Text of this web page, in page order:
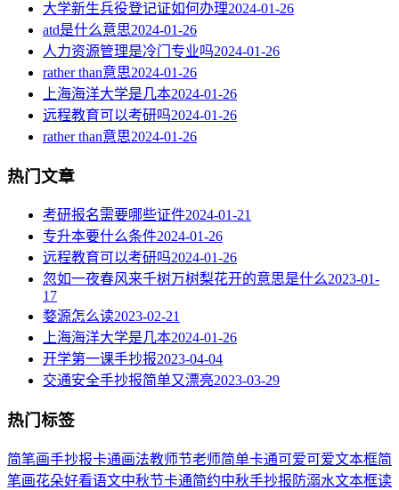
大学新生兵役登记证如何办理2024-01-26
atd是什么意思2024-01-26
人力资源管理是冷门专业吗2024-01-26
rather than意思2024-01-26
上海海洋大学是几本2024-01-26
远程教育可以考研吗2024-01-26
rather than意思2024-01-26
热门文章
考研报名需要哪些证件2024-01-21
专升本要什么条件2024-01-26
远程教育可以考研吗2024-01-26
忽如一夜春风来千树万树梨花开的意思是什么2023-01-
17
婺源怎么读2023-02-21
上海海洋大学是几本2024-01-26
开学第一课手抄报2023-04-04
交通安全手抄报简单又漂亮2023-03-29
热门标签
简笔画手抄报卡通画法教师节老师简单卡通可爱可爱文本框简
笔画花朵好看语文中秋节卡通简约中秋手抄报 防溺水文本框读